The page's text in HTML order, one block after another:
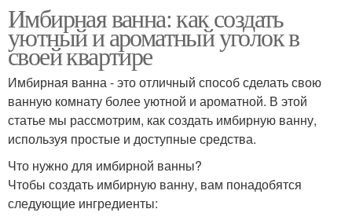
Имбирная ванна: как создать
уютный и ароматный уголок в
своей квартире
Имбирная ванна - это отличный способ сделать свою
ванную комнату более уютной и ароматной. В этой
статье мы рассмотрим, как создать имбирную ванну,
используя простые и доступные средства.
Что нужно для имбирной ванны?
Чтобы создать имбирную ванну, вам понадобятся
следующие ингредиенты: